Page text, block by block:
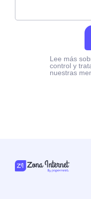
Lee más
control y
nuestras